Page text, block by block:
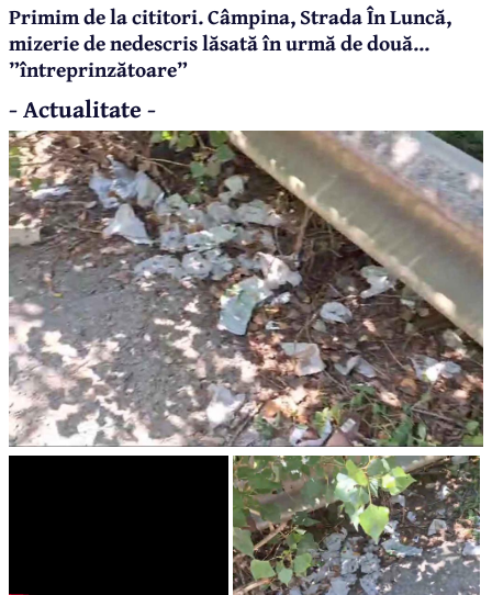
Primim de la cititori. Câmpina, Strada În Luncă,
mizerie de nedescris lăsată în urmă de două...
”întreprinzătoare”
- Actualitate -